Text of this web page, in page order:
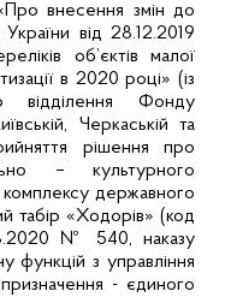
внесення змін до
від 28.12.2019
об’єктів малої
в 2020 році» (із
відділення Фонду
Черкаській та
рішення про
– культурного
державного
табір «Ходорів» (код
№ 540, наказу
з управління
- єдиного